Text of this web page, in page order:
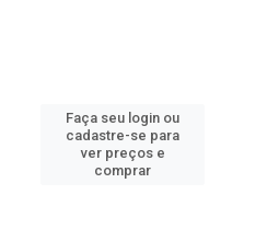
Faça seu login ou
cadastre-se para
ver preços e
comprar